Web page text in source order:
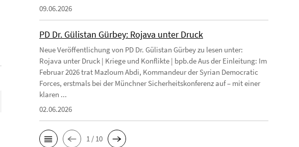
09.06.2026
PD Dr. Gülistan Gürbey: Rojava unter Druck
Neue Veröffentlichung von PD Dr. Gülistan Gürbey zu lesen unter:
Rojava unter Druck | Kriege und Konflikte | bpb.de Aus der Einleitung: Im
Februar 2026 trat Mazloum Abdi, Kommandeur der Syrian Democratic
Forces, erstmals bei der Münchner Sicherheitskonferenz auf – mit einer
klaren ...
02.06.2026
1 / 10